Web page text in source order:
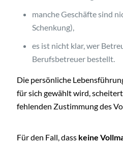
manche Geschäfte sind
Schenkung),
es ist nicht klar, wer
Berufsbetreuer bestellt.
Die persönliche
für sich gewählt wird,
fehlenden Zustimmung des
Für den Fall, dass keine